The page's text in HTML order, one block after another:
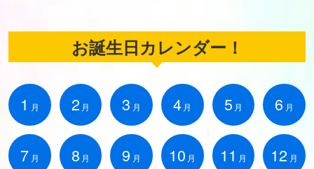
お誕生日カレンダー！
1 月 2 月 3 月 4 月 5 月 6 月
7 月 8 月 9 月 10 月 11 月 12 月